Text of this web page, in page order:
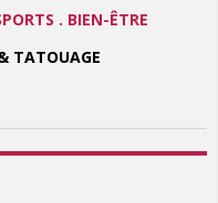
. BIEN-ÊTRE
TATOUAGE